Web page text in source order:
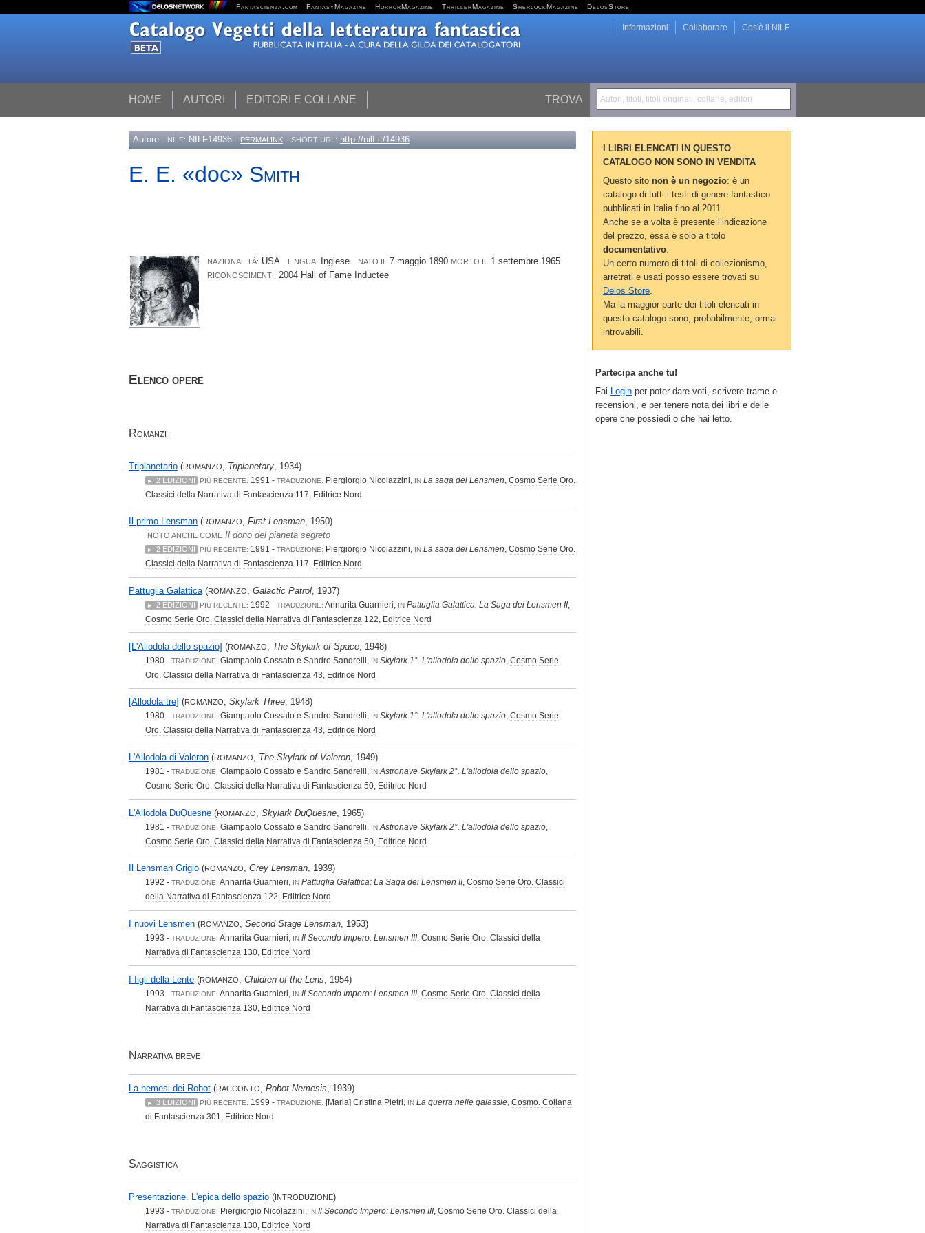
Fantascienza.com FantasyMagazine HorrorMagazine ThrillerMagazine SherlockMagazine DelosStore
TROVA Autori, titoli, titoli originali, collane, editori
HOME AUTORI EDITORI E COLLANE
Cos'è il NILF
Collaborare
Informazioni
Autore - NILF: NILF14936 - PERMALINK - SHORT URL: http://nilf.it/14936
E. E. «doc» Smith
NAZIONALITÀ: USA LINGUA: Inglese NATO IL 7 maggio 1890 MORTO IL 1 settembre 1965
RICONOSCIMENTI: 2004 Hall of Fame Inductee
Elenco opere
Romanzi
Triplanetario (ROMANZO Triplanetary , 1934)
2 EDIZIONI PIÙ RECENTE: 1991 - TRADUZIONE: Piergiorgio Nicolazzini, IN La saga dei Lensmen, Cosmo Serie Oro.
Classici della Narrativa di Fantascienza 117, Editrice Nord
Il primo Lensman (ROMANZO, First Lensman, 1950)
NOTO ANCHE COME Il dono del pianeta segreto
2 EDIZIONI PIÙ RECENTE: 1991 - TRADUZIONE: Piergiorgio Nicolazzini, IN La saga dei Lensmen, Cosmo Serie Oro.
Classici della Narrativa di Fantascienza 117, Editrice Nord
Pattuglia Galattica(ROMANZO, Galactic Patrol, 1937)
2 EDIZIONI PIÙ RECENTE: 1992 - TRADUZIONE: Annarita Guarnieri, IN Pattuglia Galattica: La Saga dei Lensmen II,
Cosmo Serie Oro. Classici della Narrativa di Fantascienza 122, Editrice Nord
[L'Allodola dello spazio] (ROMANZO The Skylark of Space , 1948)
1980 - TRADUZIONE: Giampaolo Cossato e Sandro Sandrelli, IN Skylark 1°. L'allodola dello spazio Cosmo Serie
Oro. Classici della Narrativa di Fantascienza 43, Editrice Nord
[Allodola tre] (ROMANZO, Skylark Three, 1948)
1980 - TRADUZIONE: Giampaolo Cossato e Sandro Sandrelli, IN Skylark 1°. L'allodola dello spazio, Cosmo Serie
Oro. Classici della Narrativa di Fantascienza 43, Editrice Nord
L'Allodola di Valeron (ROMANZO, The Skylark of Valeron, 1949)
1981 - TRADUZIONE: Giampaolo Cossato e Sandro Sandrelli, IN Astronave Skylark 2°. L'allodola dello spazio,
Cosmo Serie Oro. Classici della Narrativa di Fantascienza 50, Editrice Nord
L'Allodola DuQuesne (ROMANZO Skylark DuQuesne , 1965)
1981 - TRADUZIONE: Giampaolo Cossato e Sandro Sandrelli, IN Astronave Skylark 2°. L'allodola dello spazio
Cosmo Serie Oro. Classici della Narrativa di Fantascienza 50, Editrice Nord
Il Lensman Grigio (ROMANZO, Grey Lensman, 1939)
1992 - TRADUZIONE: Annarita Guarnieri, IN Pattuglia Galattica: La Saga dei Lensmen II, Cosmo Serie Oro. Classici
della Narrativa di Fantascienza 122, Editrice Nord
I nuovi Lensmen (ROMANZO, Second Stage Lensman, 1953)
1993 - TRADUZIONE: Annarita Guarnieri, IN Il Secondo Impero: Lensmen III, Cosmo Serie Oro. Classici della
Narrativa di Fantascienza 130, Editrice Nord
I figli della Lente (ROMANZO Children of the Lens , 1954)
1993 - TRADUZIONE: Annarita Guarnieri, IN Il Secondo Impero: Lensmen III Cosmo Serie Oro. Classici della
Narrativa di Fantascienza 130, Editrice Nord
Narrativa breve
La nemesi dei Robot (RACCONTO Robot Nemesis , 1939)
3 EDIZIONI PIÙ RECENTE: 1999 - TRADUZIONE: [Maria] Cristina Pietri, IN La guerra nelle galassie Cosmo. Collana
di Fantascienza 301, Editrice Nord
Saggistica
Presentazione. L'epica dello spazio (INTRODUZIONE)
1993 - TRADUZIONE: Piergiorgio Nicolazzini, IN Il Secondo Impero: Lensmen III Cosmo Serie Oro. Classici della
Narrativa di Fantascienza 130, Editrice Nord
I LIBRI ELENCATI IN QUESTO
CATALOGO NON SONO IN VENDITA
Questo sito non è un negozio: è un
catalogo di tutti i testi di genere fantastico
pubblicati in Italia fino al 2011.
Anche se a volta è presente l’indicazione
del prezzo, essa è solo a titolo
documentativo
Un certo numero di titoli di collezionismo,
arretrati e usati posso essere trovati su
Delos Store
Ma la maggior parte dei titoli elencati in
questo catalogo sono, probabilmente, ormai
introvabili.
Partecipa anche tu!
Fai Login per poter dare voti, scrivere trame e
recensioni, e per tenere nota dei libri e delle
opere che possiedi o che hai letto.